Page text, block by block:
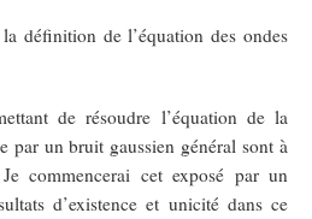
définition de l’équation des ondes
de résoudre l’équation de la
par un bruit gaussien général sont à
commencerai cet exposé par un
d’existence et unicité dans ce